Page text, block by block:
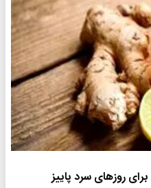
روزهای سرد پاییز